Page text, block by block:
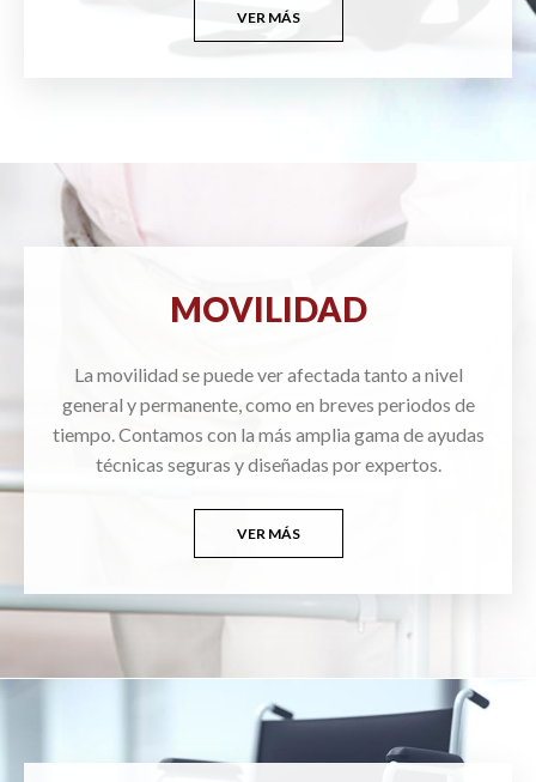
VER MÁS
MOVILIDAD
La movilidad se puede ver afectada tanto a nivel
general y permanente, como en breves periodos de
tiempo. Contamos con la más amplia gama de ayudas
técnicas seguras y diseñadas por expertos.
VER MÁS